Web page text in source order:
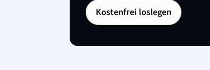
Kostenfrei loslegen